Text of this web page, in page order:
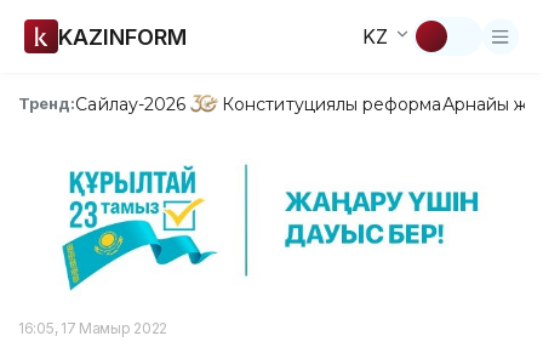
KAZINFORM KZ
Тренд:Сайлау-2026 Конституциялық реформаАрнайы
16:05, 17 Мамыр 2022